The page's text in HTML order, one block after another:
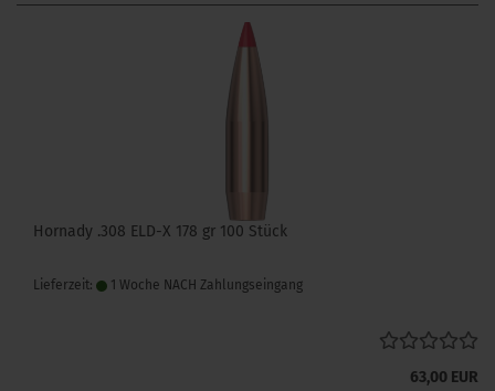
Hornady .308 ELD-X 178 gr 100 Stück
Lieferzeit: 1 Woche NACH Zahlungseingang
63,00 EUR